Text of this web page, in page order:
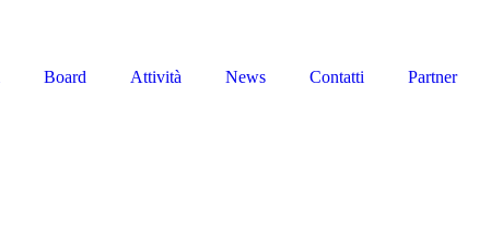
Board Attività News Contatti Partner